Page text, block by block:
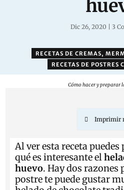
Dic 26, 2020 3
RECETAS DE CREMAS,
RECETAS DE POSTRES
Cómo hacer y preparar
Imprimir
Al ver esta receta
qué es interesante el
huevo. Hay dos razones
postre te puede gustar